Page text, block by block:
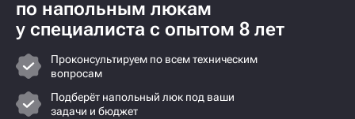
по напольным люкам
у специалиста с опытом 8 лет
Проконсультируем по всем техническим
вопросам
Подберёт напольный люк под ваши
задачи и бюджет